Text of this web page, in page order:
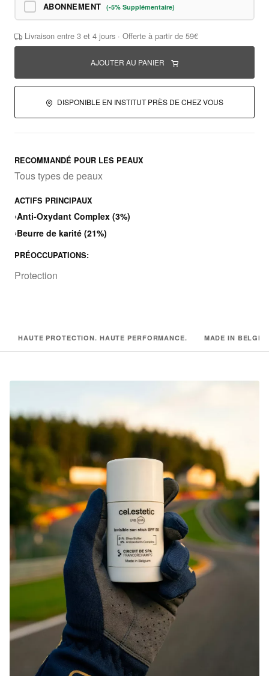
ABONNEMENT (-5% Supplémentaire)
Livraison entre 3 et 4 jours · Offerte à partir de 59€
AJOUTER AU PANIER
DISPONIBLE EN INSTITUT PRÈS DE CHEZ VOUS
RECOMMANDÉ POUR LES PEAUX
Tous types de peaux
ACTIFS PRINCIPAUX
›Anti-Oxydant Complex (3%)
›Beurre de karité (21%)
PRÉOCCUPATIONS:
Protection
HAUTE PROTECTION. HAUTE PERFORMANCE. MADE IN